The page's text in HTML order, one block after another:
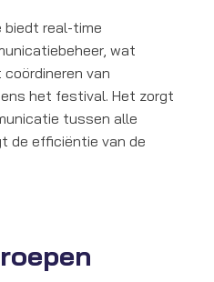
biedt real-time
wat
van
het festival. Het zorgt
tussen alle
de efficiëntie van de